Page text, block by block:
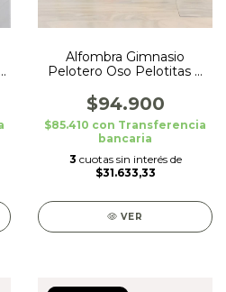
Alfombra Gimnasio
Pelotero Oso Pelotitas Y
$94.900
$85.410 con Transferencia
bancaria
3 cuotas sin interés de
$31.633,33
VER